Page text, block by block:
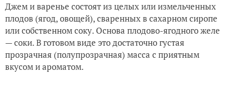
Джем и варенье состоят из целых или измельченных
плодов (ягод, овощей), сваренных в сахарном сиропе
или собственном соку. Основа плодово-ягодного желе
— соки. В готовом виде это достаточно густая
прозрачная (полупрозрачная) масса с приятным
вкусом и ароматом.